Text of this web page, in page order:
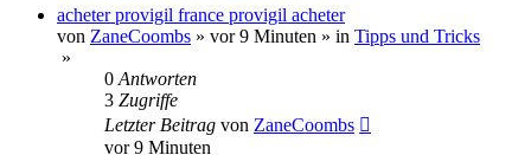
acheter provigil france provigil acheter
von ZaneCoombs » vor 9 Minuten » in Tipps und Tricks
»
0 Antworten
3 Zugriffe
Letzter Beitrag von ZaneCoombs
vor 9 Minuten